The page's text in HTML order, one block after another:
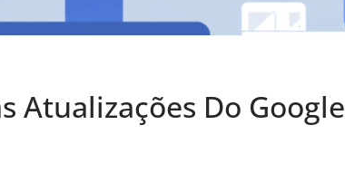
Atualizações Do Google